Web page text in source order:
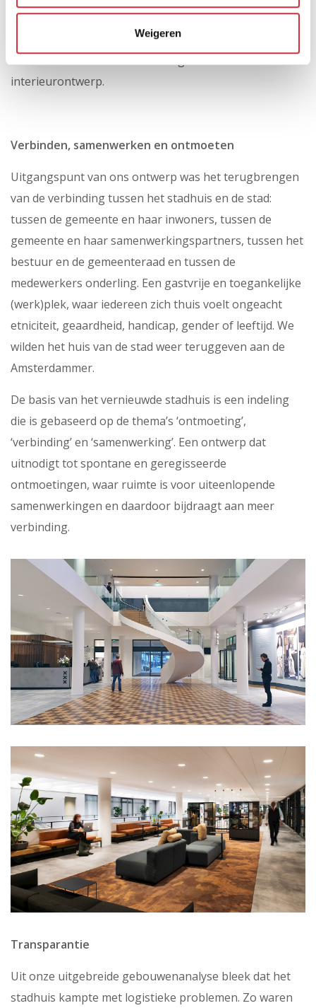
Weigeren
niet meer voldeed aan de eisen van de tijd. Het project
werd Europees aanbesteed en in 2015 werd de Twee
Snoeken als hoofdarchitect aangesteld voor het totale
interieurontwerp.
Verbinden, samenwerken en ontmoeten
Uitgangspunt van ons ontwerp was het terugbrengen
van de verbinding tussen het stadhuis en de stad:
tussen de gemeente en haar inwoners, tussen de
gemeente en haar samenwerkingspartners, tussen het
bestuur en de gemeenteraad en tussen de
medewerkers onderling. Een gastvrije en toegankelijke
(werk)plek, waar iedereen zich thuis voelt ongeacht
etniciteit, geaardheid, handicap, gender of leeftijd. We
wilden het huis van de stad weer teruggeven aan de
Amsterdammer.
De basis van het vernieuwde stadhuis is een indeling
die is gebaseerd op de thema’s ‘ontmoeting’,
‘verbinding’ en ‘samenwerking’. Een ontwerp dat
uitnodigt tot spontane en geregisseerde
ontmoetingen, waar ruimte is voor uiteenlopende
samenwerkingen en daardoor bijdraagt aan meer
verbinding.
Transparantie
Uit onze uitgebreide gebouwenanalyse bleek dat het
stadhuis kampte met logistieke problemen. Zo waren